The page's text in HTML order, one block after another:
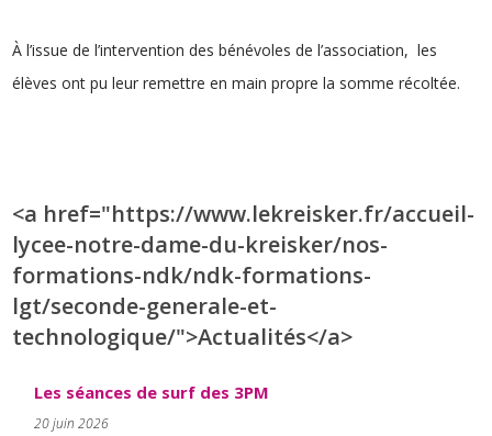
À l’issue de l’intervention des bénévoles de l’association, les
élèves ont pu leur remettre en main propre la somme récoltée.
<a href="https://www.lekreisker.fr/accueil-
lycee-notre-dame-du-kreisker/nos-
formations-ndk/ndk-formations-
lgt/seconde-generale-et-
technologique/">Actualités</a>
Les séances de surf des 3PM
20 juin 2026